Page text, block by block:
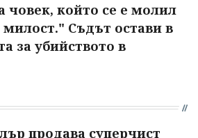
човек, който се е молил
Съдът остави в
за убийството в
продава суперчист